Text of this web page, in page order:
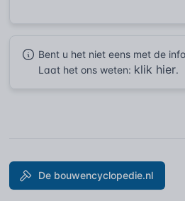
Bent u het niet eens met de
Laat het ons weten: klik hier.
De bouwencyclopedie.nl